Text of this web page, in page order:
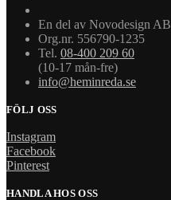
En del av Novodesign AB
Org.nr. 556790-1235
Tel. 08-400 209 60
(10-17 mån-fre)
info@heminreda.se
FÖLJ OSS
Instagram
Facebook
Pinterest
HANDLA HOS OSS